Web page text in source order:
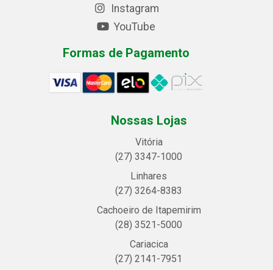
Instagram
YouTube
Formas de Pagamento
Nossas Lojas
Vitória
(27) 3347-1000
Linhares
(27) 3264-8383
Cachoeiro de Itapemirim
(28) 3521-5000
Cariacica
(27) 2141-7951